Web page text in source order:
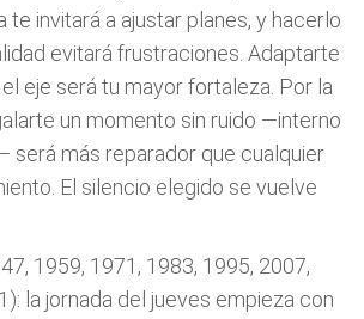
te invitará a ajustar planes, y hacerlo
evitará frustraciones. Adaptarte
eje será tu mayor fortaleza. Por la
un momento sin ruido —interno
será más reparador que cualquier
El silencio elegido se vuelve
1959, 1971, 1983, 1995, 2007,
la jornada del jueves empieza con